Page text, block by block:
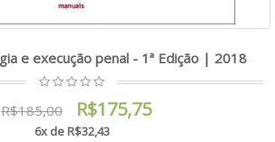
e execução penal - 1ª Edição | 2018
R$185,00 R$175,75
6x de R$32,43